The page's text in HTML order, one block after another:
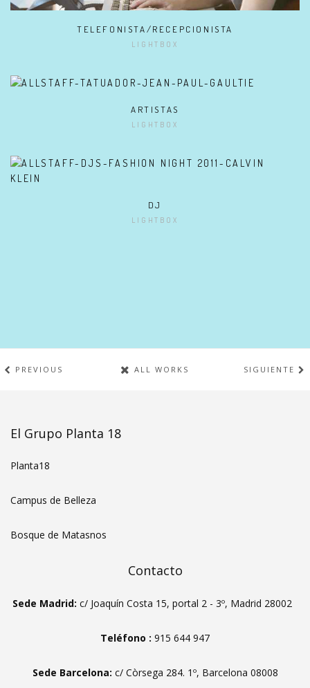
TELEFONISTA/RECEPCIONISTA
LIGHTBOX
ARTISTAS
LIGHTBOX
DJ
LIGHTBOX
PREVIOUS ALL WORKS SIGUIENTE
El Grupo Planta 18
Planta18
Campus de Belleza
Bosque de Matasnos
Contacto
Sede Madrid: c/ Joaquín Costa 15, portal 2 - 3º, Madrid 28002
Teléfono : 915 644 947
Sede Barcelona: c/ Còrsega 284. 1º, Barcelona 08008